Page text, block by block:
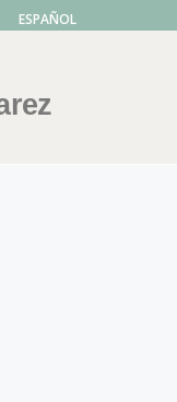
ESPAÑOL